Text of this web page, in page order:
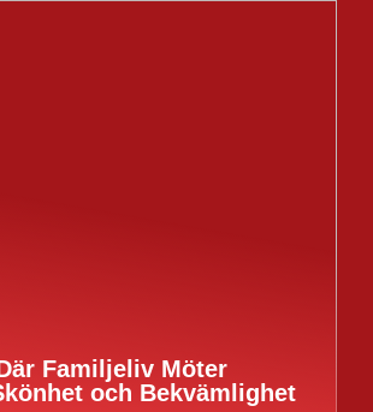
Familjeliv Möter
och Bekvämlighet